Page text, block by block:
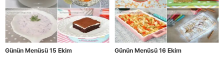
Günün Menüsü 15 Ekim Günün Menüsü 16 Ekim